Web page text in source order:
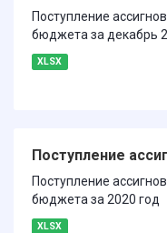
Поступление
бюджета за декабрь
XLSX
Поступление
Поступление
бюджета за 2020 год
XLSX